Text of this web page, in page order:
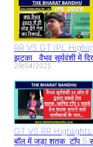
RR VS GT IPL
झटका.. वैभव सूर्यवंशी में
29/04/2025
GT VS RR
बॉल में जड़ा शतक..टॉप 5